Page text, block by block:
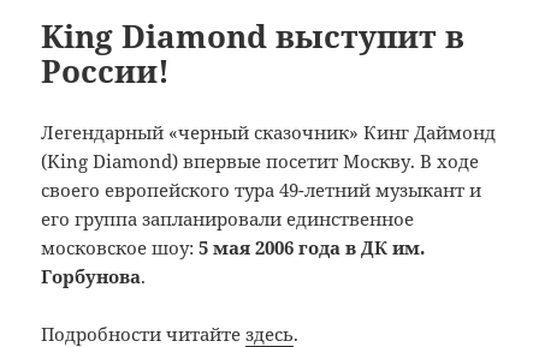
King Diamond выступит в
России!
Легендарный «черный сказочник» Кинг Даймонд
(King Diamond) впервые посетит Москву. В ходе
своего европейского тура 49-летний музыкант и
его группа запланировали единственное
московское шоу:5 мая 2006 года в ДК им.
Горбунова.
Подробности читайтездесь.